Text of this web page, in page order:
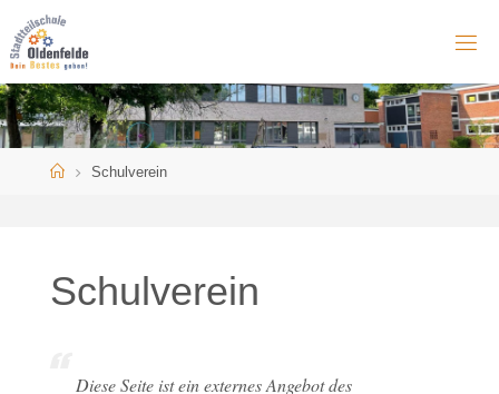
content
HomeSchulverein
Schulverein
Diese Seite ist ein externes Angebot des